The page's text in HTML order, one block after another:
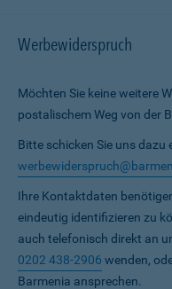
Werbewiderspruch
Möchten Sie keine weitere
postalischem Weg von der
Bitte schicken Sie uns
Ihre Kontaktdaten
eindeutig identifizieren zu
auch telefonisch direkt an
0202 438-2906 wenden,
Barmenia ansprechen.